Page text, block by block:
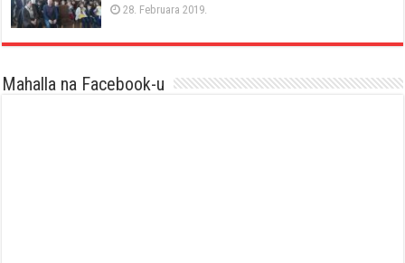
28. Februara 2019.
Mahalla na Facebook-u